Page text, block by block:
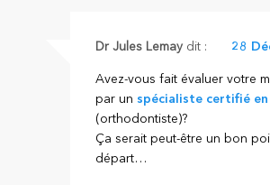
Dr Jules Lemay dit : 28
Avez-vous fait évaluer votre
par un spécialiste certifié
(orthodontiste)?
Ça serait peut-être un bon
départ…